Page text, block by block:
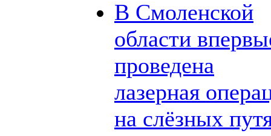
В Смоленской
области
проведена
лазерная
на слёзных